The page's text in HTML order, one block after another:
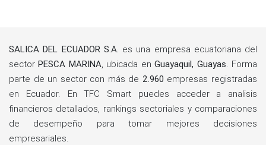
SALICA DEL ECUADOR S.A. es una empresa ecuatoriana del
sectorPESCA MARINA, ubicada enGuayaquil, Guayas. Forma
parte de un sector con más de 2.960 empresas registradas
en Ecuador. En TFC Smart puedes acceder a analisis
financieros detallados, rankings sectoriales y comparaciones
de desempeño para tomar mejores decisiones
empresariales.